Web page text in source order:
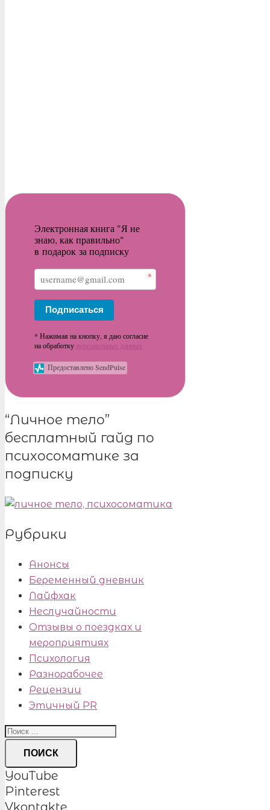
Электронная книга "Я не
знаю, как правильно"
в подарок за подписку
*
Подписаться
* Нажимая на кнопку, я даю согласие
на обработку персональных данных
Предоставлено SendPulse
“Личное тело”
бесплатный гайд по
психосоматике за
подписку
Рубрики
Анонсы
Беременный дневник
Лайфхак
Неслучайности
Отзывы о поездках и
мероприятиях
Психология
Разнорабочее
Рецензии
Этичный PR
ПОИСК
YouTube
Pinterest
Vkontakte